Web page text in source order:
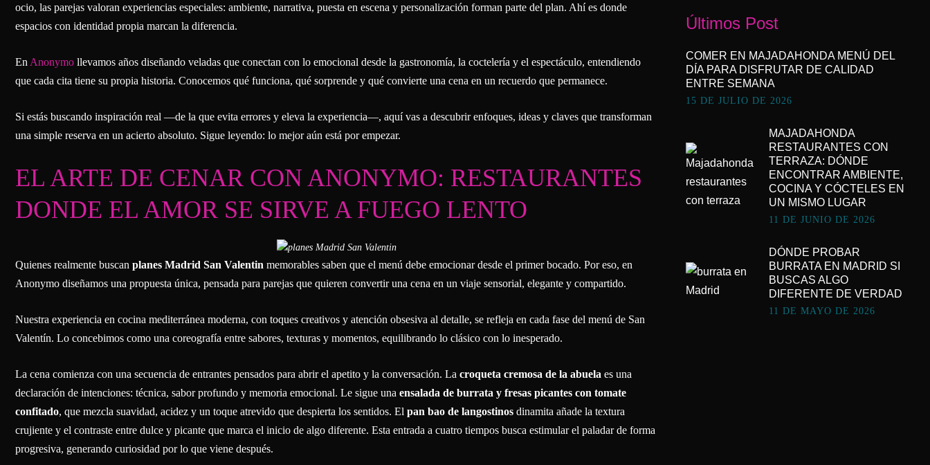
ocio, las parejas valoran experiencias especiales: ambiente, narrativa, puesta en escena y personalización forman parte del plan. Ahí es donde
espacios con identidad propia marcan la diferencia.
En Anonymo llevamos años diseñando veladas que conectan con lo emocional desde la gastronomía, la coctelería y el espectáculo, entendiendo
que cada cita tiene su propia historia. Conocemos qué funciona, qué sorprende y qué convierte una cena en un recuerdo que permanece.
Si estás buscando inspiración real —de la que evita errores y eleva la experiencia—, aquí vas a descubrir enfoques, ideas y claves que transforman
una simple reserva en un acierto absoluto. Sigue leyendo: lo mejor aún está por empezar.
EL ARTE DE CENAR CON ANONYMO: RESTAURANTES
DONDE EL AMOR SE SIRVE A FUEGO LENTO
Quienes realmente buscan planes Madrid San Valentin memorables saben que el menú debe emocionar desde el primer bocado. Por eso, en
Anonymo diseñamos una propuesta única, pensada para parejas que quieren convertir una cena en un viaje sensorial, elegante y compartido.
Nuestra experiencia en cocina mediterránea moderna, con toques creativos y atención obsesiva al detalle, se refleja en cada fase del menú de San
Valentín. Lo concebimos como una coreografía entre sabores, texturas y momentos, equilibrando lo clásico con lo inesperado.
La cena comienza con una secuencia de entrantes pensados para abrir el apetito y la conversación. La croqueta cremosa de la abuela es una
declaración de intenciones: técnica, sabor profundo y memoria emocional. Le sigue una ensalada de burrata y fresas picantes con tomate
confitado, que mezcla suavidad, acidez y un toque atrevido que despierta los sentidos. El pan bao de langostinos dinamita añade la textura
crujiente y el contraste entre dulce y picante que marca el inicio de algo diferente. Esta entrada a cuatro tiempos busca estimular el paladar de forma
progresiva, generando curiosidad por lo que viene después.
Últimos Post
COMER EN MAJADAHONDA MENÚ DEL
DÍA PARA DISFRUTAR DE CALIDAD
ENTRE SEMANA
15 DE JULIO DE 2026
MAJADAHONDA
RESTAURANTES CON
TERRAZA: DÓNDE
ENCONTRAR AMBIENTE,
COCINA Y CÓCTELES EN
UN MISMO LUGAR
11 DE JUNIO DE 2026
DÓNDE PROBAR
BURRATA EN MADRID SI
BUSCAS ALGO
DIFERENTE DE VERDAD
11 DE MAYO DE 2026